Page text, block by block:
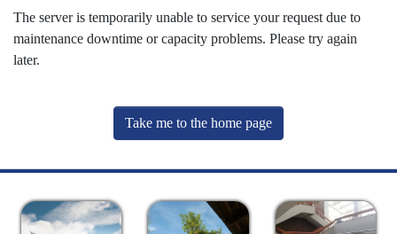
The server is temporarily unable to service your request due to
maintenance downtime or capacity problems. Please try again
later.
Take me to the home page